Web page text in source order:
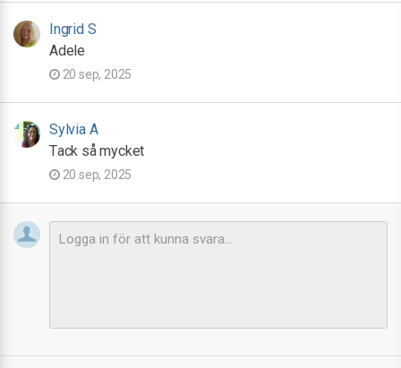
Ingrid S
Adele
20 sep, 2025
Sylvia A
Tack så mycket
20 sep, 2025